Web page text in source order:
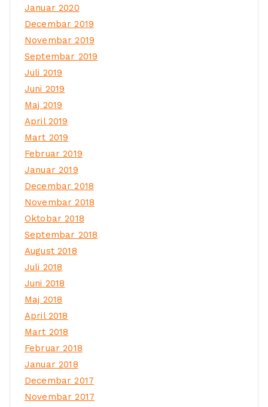
Januar 2020
Decembar 2019
Novembar 2019
Septembar 2019
Juli 2019
Juni 2019
Maj 2019
April 2019
Mart 2019
Februar 2019
Januar 2019
Decembar 2018
Novembar 2018
Oktobar 2018
Septembar 2018
August 2018
Juli 2018
Juni 2018
Maj 2018
April 2018
Mart 2018
Februar 2018
Januar 2018
Decembar 2017
Novembar 2017